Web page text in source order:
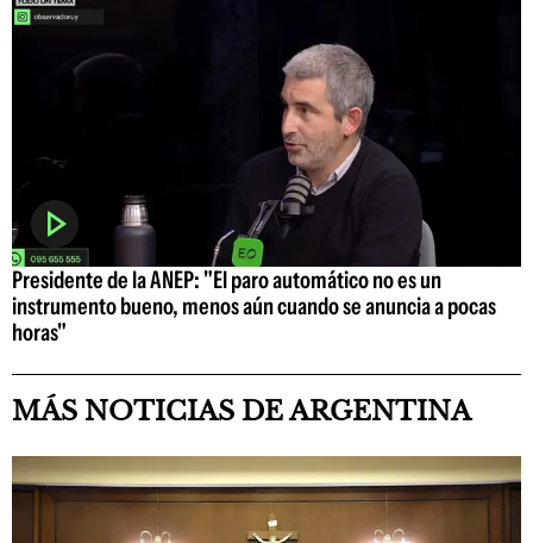
Presidente de la ANEP: "El paro automático no es un
instrumento bueno, menos aún cuando se anuncia a pocas
horas"
MÁS NOTICIAS DE ARGENTINA